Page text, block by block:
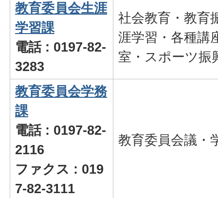
教育委員会生涯
学習課
電話 : 0197-82-
3283
社会教育・教育
涯学習・各種講
室・スポーツ振
教育委員会学務
課
電話 : 0197-82-
2116
ファクス : 019
7-82-3111
教育委員会議・